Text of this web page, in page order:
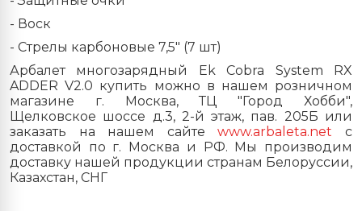
- Воск
- Стрелы карбоновые 7,5" (7 шт)
Арбалет многозарядный Ek Cobra System RX
ADDER V2.0 купить можно в нашем розничном
магазине г. Москва, ТЦ "Город Хобби",
Щелковское шоссе д.3, 2-й этаж, пав. 205Б или
заказать на нашем сайтеwww.arbaleta.net с
доставкой по г. Москва и РФ. Мы производим
доставку нашей продукции странам Белоруссии,
Казахстан, СНГ